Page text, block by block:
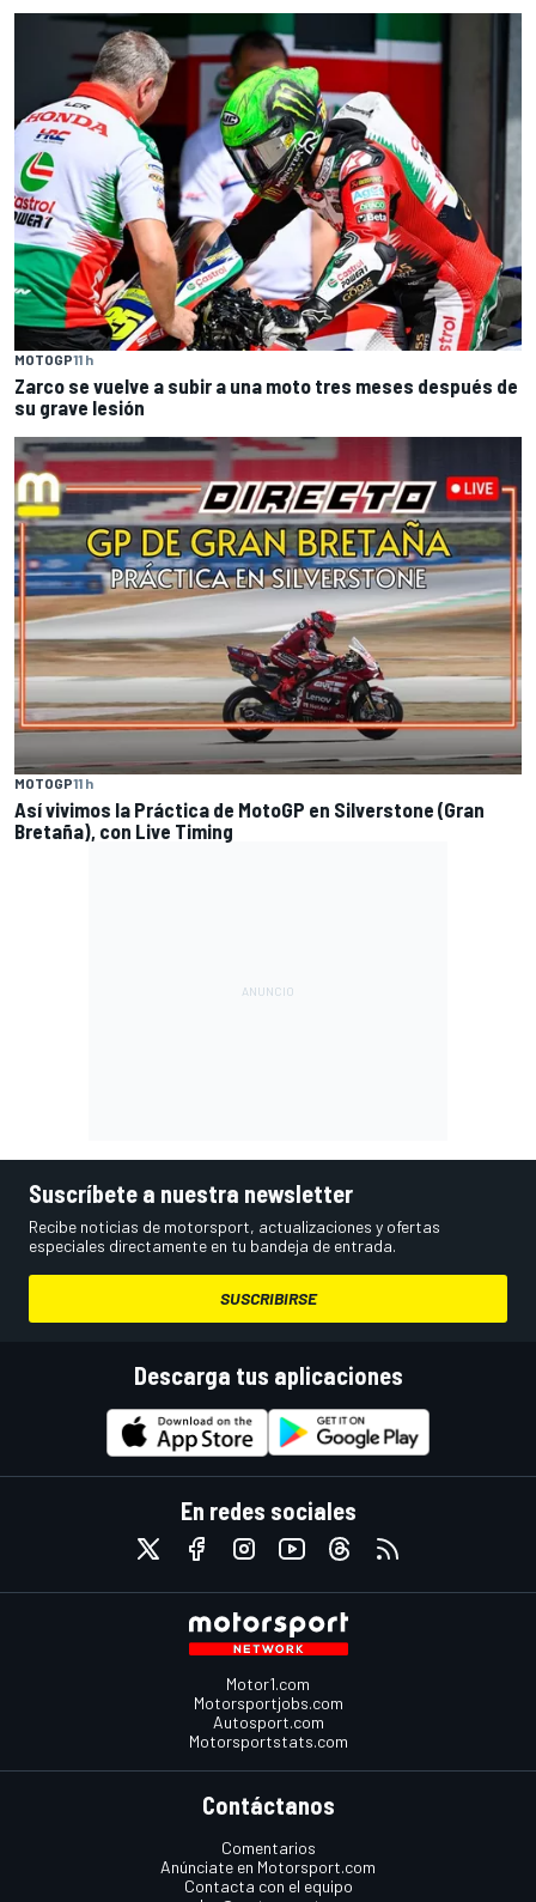
MOTOGP11 h
Zarco se vuelve a subir a una moto tres meses después de
su grave lesión
MOTOGP11 h
Así vivimos la Práctica de MotoGP en Silverstone (Gran
Bretaña), con Live Timing
Suscríbete a nuestra newsletter
Recibe noticias de motorsport, actualizaciones y ofertas
especiales directamente en tu bandeja de entrada.
SUSCRIBIRSE
Descarga tus aplicaciones
En redes sociales
Motor1.com
Motorsportjobs.com
Autosport.com
Motorsportstats.com
Contáctanos
Comentarios
Anúnciate en Motorsport.com
Contacta con el equipo